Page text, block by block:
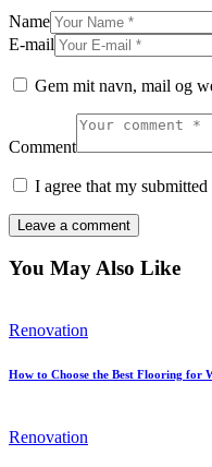
Name
E-mail
Gem mit navn, mail og
Comment
I agree that my submitted
You May Also Like
Renovation
How to Choose the Best Flooring for
Renovation